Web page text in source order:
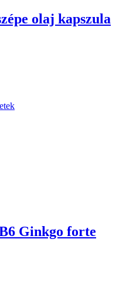
olaj kapszula
Ginkgo forte